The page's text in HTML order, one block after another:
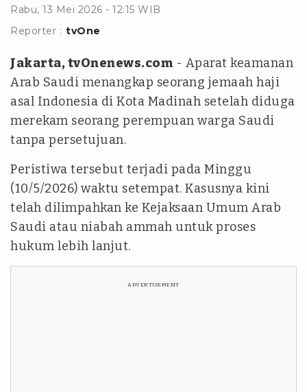
Rabu, 13 Mei 2026 - 12:15 WIB
Reporter : tvOne
Jakarta, tvOnenews.com - Aparat keamanan
Arab Saudi menangkap seorang jemaah haji
asal Indonesia di Kota Madinah setelah diduga
merekam seorang perempuan warga Saudi
tanpa persetujuan.
Peristiwa tersebut terjadi pada Minggu
(10/5/2026) waktu setempat. Kasusnya kini
telah dilimpahkan ke Kejaksaan Umum Arab
Saudi atau niabah ammah untuk proses
hukum lebih lanjut.
ADVERTISEMENT